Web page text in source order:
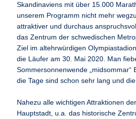
Skandinaviens mit über 15.000
unserem Programm nicht mehr
attraktiver und durchaus
das Zentrum der schwedischen
Ziel im altehrwürdigen
die Läufer am 30. Mai 2020. Man
Sommersonnenwende „midsommar“
die Tage sind schon sehr lang und
Nahezu alle wichtigen Attraktionen
Hauptstadt, u.a. das historische